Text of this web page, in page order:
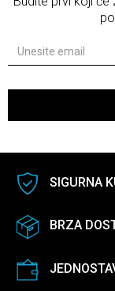
SIGURNA
BRZA